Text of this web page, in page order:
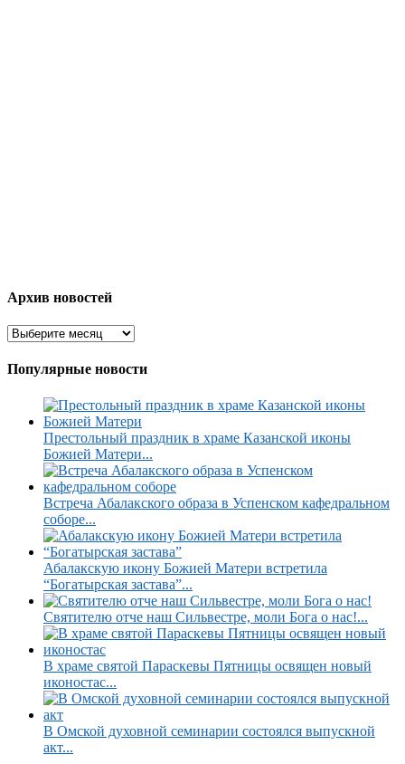
Архив новостей
Популярные новости
Престольный праздник в храме Казанской иконы
Божией Матери...
Встреча Абалакского образа в Успенском кафедральном
соборе...
Абалакскую икону Божией Матери встретила
“Богатырская застава”...
Святителю отче наш Сильвестре, моли Бога о нас!...
В храме святой Параскевы Пятницы освящен новый
иконостас...
В Омской духовной семинарии состоялся выпускной
акт...